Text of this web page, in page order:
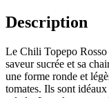
Description
Le Chili Topepo Rosso
saveur sucrée et sa
une forme ronde et
tomates. Ils sont